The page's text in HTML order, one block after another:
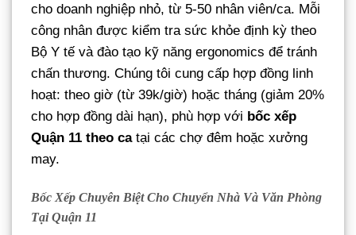
cho doanh nghiệp nhỏ, từ 5-50 nhân viên/ca. Mỗi
công nhân được kiểm tra sức khỏe định kỳ theo
Bộ Y tế và đào tạo kỹ năng ergonomics để tránh
chấn thương. Chúng tôi cung cấp hợp đồng linh
hoạt: theo giờ (từ 39k/giờ) hoặc tháng (giảm 20%
cho hợp đồng dài hạn), phù hợp với bốc xếp
Quận 11 theo catại các chợ đêm hoặc xưởng
may.
Bốc Xếp Chuyên Biệt Cho Chuyển Nhà Và Văn Phòng
Tại Quận 11